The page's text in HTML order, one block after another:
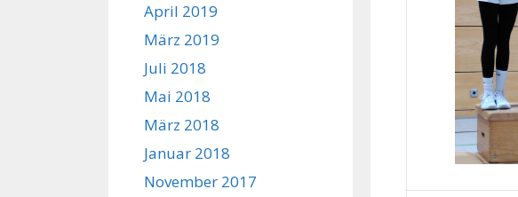
April 2019
März 2019
Juli 2018
Mai 2018
März 2018
Januar 2018
November 2017